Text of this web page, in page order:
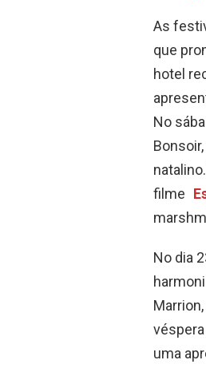
As
que
hotel
No
filme
No dia
uma